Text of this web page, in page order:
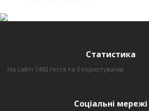
Статистика
На сайті 1492 гостя та 0 користувачів
Соціальні мережі